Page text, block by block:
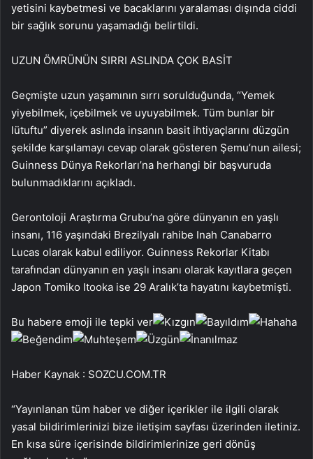
yetisini kaybetmesi ve bacaklarını yaralaması dışında ciddi
bir sağlık sorunu yaşamadığı belirtildi.
UZUN ÖMRÜNÜN SIRRI ASLINDA ÇOK BASİT
Geçmişte uzun yaşamının sırrı sorulduğunda, “Yemek
yiyebilmek, içebilmek ve uyuyabilmek. Tüm bunlar bir
lütuftu” diyerek aslında insanın basit ihtiyaçlarını düzgün
şekilde karşılamayı cevap olarak gösteren Şemu’nun ailesi;
Guinness Dünya Rekorları’na herhangi bir başvuruda
bulunmadıklarını açıkladı.
Gerontoloji Araştırma Grubu’na göre dünyanın en yaşlı
insanı, 116 yaşındaki Brezilyalı rahibe Inah Canabarro
Lucas olarak kabul ediliyor. Guinness Rekorlar Kitabı
tarafından dünyanın en yaşlı insanı olarak kayıtlara geçen
Japon Tomiko Itooka ise 29 Aralık’ta hayatını kaybetmişti.
Bu habere emoji ile tepki ver
Haber Kaynak : SOZCU.COM.TR
“Yayınlanan tüm haber ve diğer içerikler ile ilgili olarak
yasal bildirimlerinizi bize iletişim sayfası üzerinden iletiniz.
En kısa süre içerisinde bildirimlerinize geri dönüş